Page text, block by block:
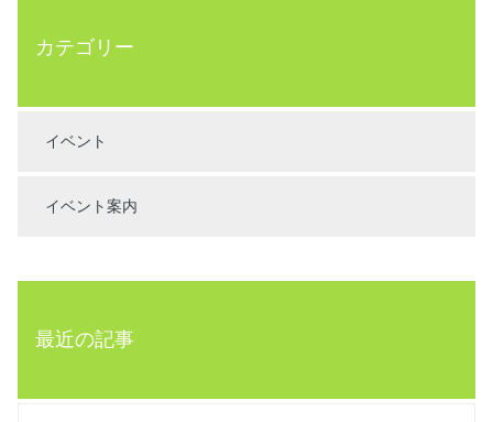
カテゴリー
イベント
イベント案内
最近の記事